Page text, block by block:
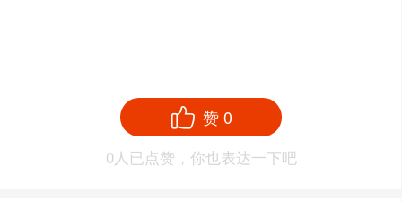
赞0
0人已点赞，你也表达一下吧